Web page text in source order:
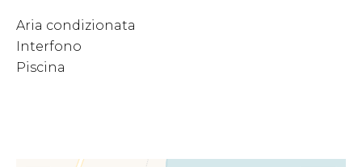
Aria condizionata
Interfono
Piscina